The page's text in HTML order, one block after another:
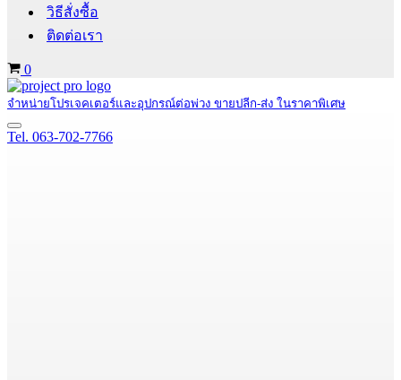
วิธีสั่งซื้อ
ติดต่อเรา
Cart
0
จำหน่ายโปรเจคเตอร์และอุปกรณ์ต่อพ่วง ขายปลีก-ส่ง ในราคาพิเศษ
Navigation
Menu
Tel. 063-702-7766